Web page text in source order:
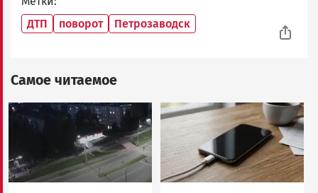
ДТП
поворот Петрозаводск
Самое читаемое
Image Image